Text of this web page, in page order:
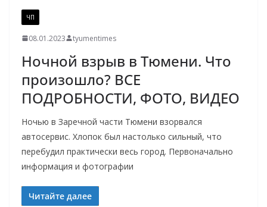
ЧП
08.01.2023 tyumentimes
Ночной взрыв в Тюмени. Что
произошло? ВСЕ
ПОДРОБНОСТИ, ФОТО, ВИДЕО
Ночью в Заречной части Тюмени взорвался
автосервис. Хлопок был настолько сильный, что
перебудил практически весь город. Первоначально
информация и фотографии
Читайте далее